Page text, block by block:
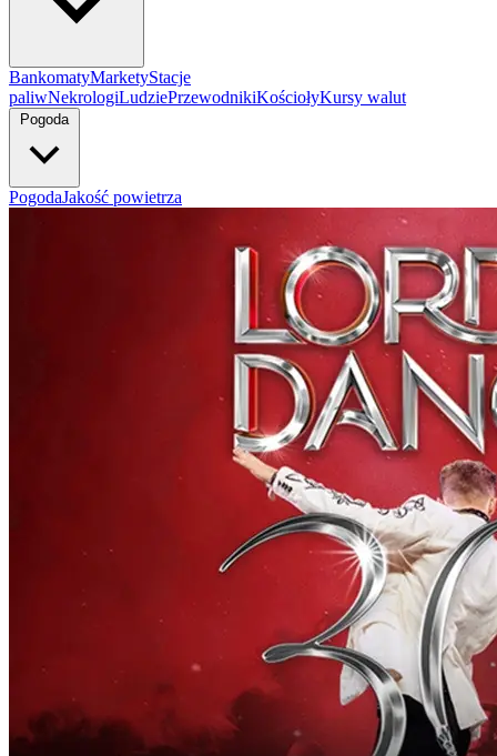
BankomatyMarketyStacje
paliwNekrologiLudziePrzewodnikiKościołyKursy walut
Pogoda
PogodaJakość powietrza